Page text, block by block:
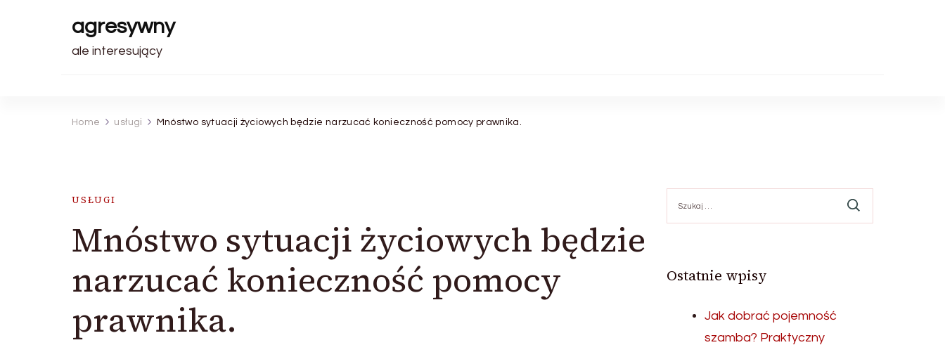
agresywny
ale interesujący
Home usługi Mnóstwo sytuacji życiowych będzie narzucać konieczność pomocy prawnika.
USŁUGI
Mnóstwo sytuacji życiowych będzie
narzucać konieczność pomocy
prawnika.
Ostatnie wpisy
Jak dobrać pojemność
szamba? Praktyczny